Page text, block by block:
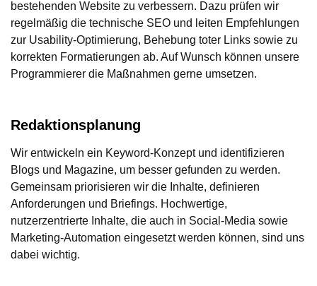
bestehenden Website zu verbessern. Dazu prüfen wir
regelmäßig die technische SEO und leiten Empfehlungen
zur Usability-Optimierung, Behebung toter Links sowie zu
korrekten Formatierungen ab. Auf Wunsch können unsere
Programmierer die Maßnahmen gerne umsetzen.
Redaktionsplanung
Wir entwickeln ein Keyword-Konzept und identifizieren
Blogs und Magazine, um besser gefunden zu werden.
Gemeinsam priorisieren wir die Inhalte, definieren
Anforderungen und Briefings. Hochwertige,
nutzerzentrierte Inhalte, die auch in Social-Media sowie
Marketing-Automation eingesetzt werden können, sind uns
dabei wichtig.